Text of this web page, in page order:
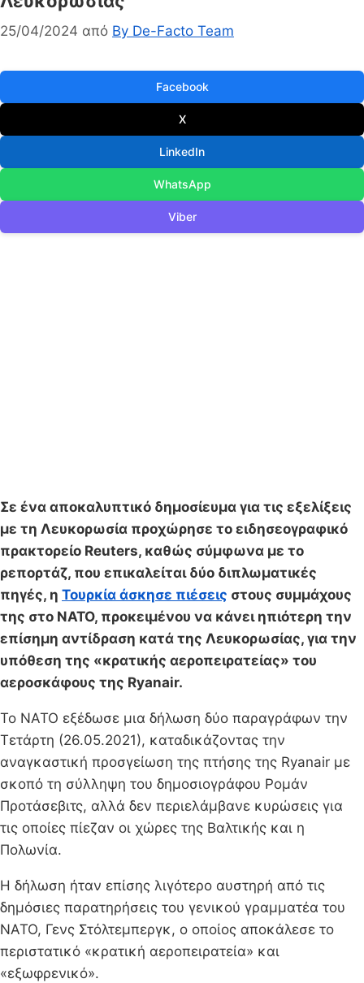
25/04/2024 από By De-Facto Team
Facebook
X
LinkedIn
WhatsApp
Viber
Σε ένα αποκαλυπτικό δημοσίευμα για τις εξελίξεις
με τη Λευκορωσία προχώρησε το ειδησεογραφικό
πρακτορείο Reuters, καθώς σύμφωνα με το
ρεπορτάζ, που επικαλείται δύο διπλωματικές
πηγές, η Τουρκία άσκησε πιέσεις στoυς συμμάχους
της στο ΝΑΤΟ, προκειμένου να κάνει ηπιότερη την
επίσημη αντίδραση κατά της Λευκορωσίας, για την
υπόθεση της «κρατικής αεροπειρατείας» του
αεροσκάφους της Ryanair.
To NATO εξέδωσε μια δήλωση δύο παραγράφων την
Τετάρτη (26.05.2021), καταδικάζοντας την
αναγκαστική προσγείωση της πτήσης της Ryanair με
σκοπό τη σύλληψη του δημοσιογράφου Ρομάν
Προτάσεβιτς, αλλά δεν περιελάμβανε κυρώσεις για
τις οποίες πίεζαν οι χώρες της Βαλτικής και η
Πολωνία.
Η δήλωση ήταν επίσης λιγότερο αυστηρή από τις
δημόσιες παρατηρήσεις του γενικού γραμματέα του
ΝΑΤΟ, Γενς Στόλτεμπεργκ, ο οποίος αποκάλεσε το
περιστατικό «κρατική αεροπειρατεία» και
«εξωφρενικό».